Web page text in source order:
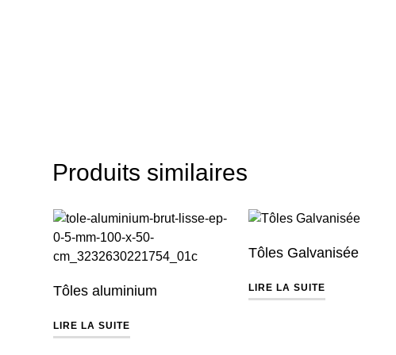
Produits similaires
Tôles aluminium
LIRE LA SUITE
Tôles Galvanisée
LIRE LA SUITE